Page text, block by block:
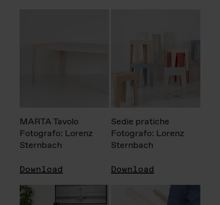
MARTA Tavolo
Fotografo: Lorenz
Sternbach
Download
Sedie pratiche
Fotografo: Lorenz
Sternbach
Download